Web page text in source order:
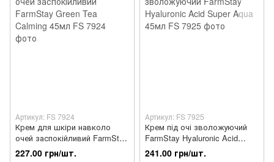
Артикул: FS 7924
Крем для шкіри навколо
очей заспокійливий FarmStay
Green Tea Calming 45мл
227.00 грн/шт.
Артикул: FS 7925
Крем під очі зволожуючий
FarmStay Hyaluronic Acid
Super Aqua 45мл
241.00 грн/шт.